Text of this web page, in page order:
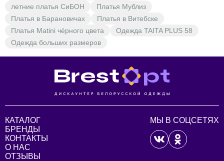
летние платья СиБОН
Платья Мублиз
Платья в Барановичах
Платья в Витебске
Платья Matini чёрного цвета
Одежда TAITA PLUS 58
Одежда больших размеров
КАТАЛОГ
БРЕНДЫ
КОНТАКТЫ
О НАС
ОТЗЫВЫ
МЫ В СОЦСЕТЯХ